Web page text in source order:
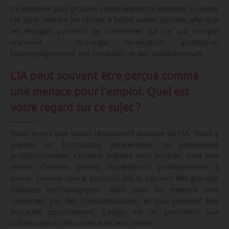
De manière plus globale, notre approche consiste à utiliser
l’IA pour réduire les tâches à faible valeur ajoutée, afin que
les équipes puissent se concentrer sur ce qui compte
vraiment : l’échange, l’évaluation qualitative,
l’accompagnement des candidats et des collaborateurs.
L’IA peut souvent être perçue comme
une menace pour l’emploi. Quel est
votre regard sur ce sujet ?
Nous avons une vision résolument positive de l’IA. Nous y
voyons un formidable accélérateur de possibilités
professionnelles. Certains métiers vont évoluer, c’est une
réalité. Certains postes disparaîtront probablement à
terme, comme cela a toujours été le cas lors des grandes
ruptures technologiques. Mais tous les métiers sont
concernés par des transformations, et tous peuvent être
impactés positivement. L’enjeu est de permettre aux
collaborateurs d’évoluer avec leur métier.